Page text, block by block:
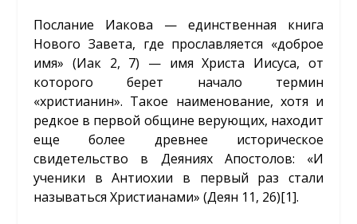
Послание Иакова — единственная книга
Нового Завета, где прославляется «доброе
имя» (Иак 2, 7) — имя Христа Иисуса, от
которого берет начало термин
«христианин». Такое наименование, хотя и
редкое в первой общине верующих, находит
еще более древнее историческое
свидетельство в Деяниях Апостолов: «И
ученики в Антиохии в первый раз стали
называться Христианами» (Деян 11, 26)[1].